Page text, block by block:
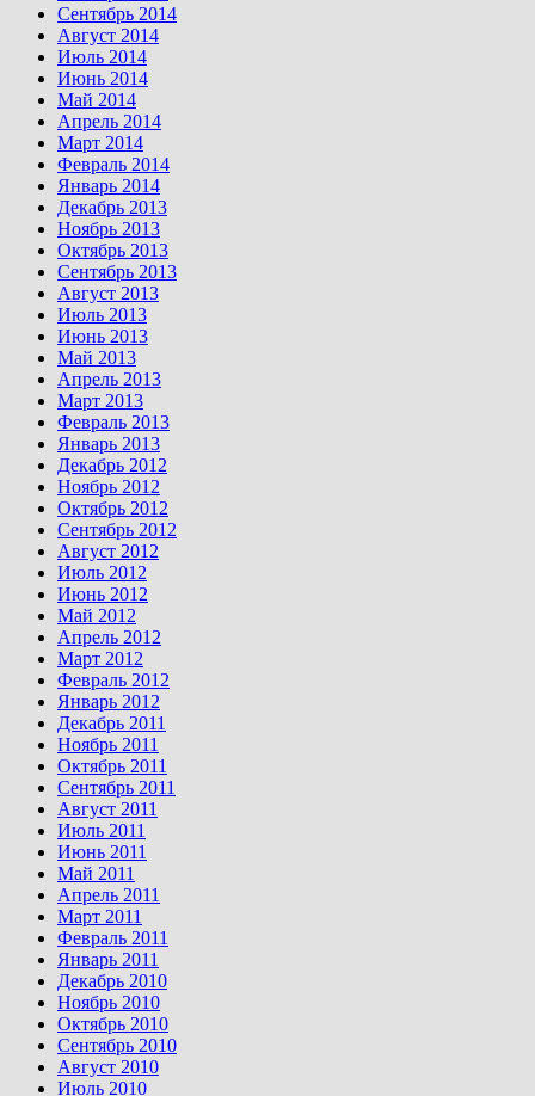
Сентябрь 2014
Август 2014
Июль 2014
Июнь 2014
Май 2014
Апрель 2014
Март 2014
Февраль 2014
Январь 2014
Декабрь 2013
Ноябрь 2013
Октябрь 2013
Сентябрь 2013
Август 2013
Июль 2013
Июнь 2013
Май 2013
Апрель 2013
Март 2013
Февраль 2013
Январь 2013
Декабрь 2012
Ноябрь 2012
Октябрь 2012
Сентябрь 2012
Август 2012
Июль 2012
Июнь 2012
Май 2012
Апрель 2012
Март 2012
Февраль 2012
Январь 2012
Декабрь 2011
Ноябрь 2011
Октябрь 2011
Сентябрь 2011
Август 2011
Июль 2011
Июнь 2011
Май 2011
Апрель 2011
Март 2011
Февраль 2011
Январь 2011
Декабрь 2010
Ноябрь 2010
Октябрь 2010
Сентябрь 2010
Август 2010
Июль 2010